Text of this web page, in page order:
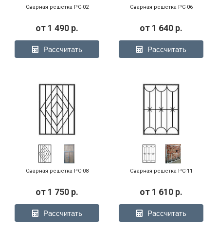
Сварная решетка РС-02
от 1 490 р.
Рассчитать
Сварная решетка РС-06
от 1 640 р.
Рассчитать
Сварная решетка РС-08
от 1 750 р.
Рассчитать
Сварная решетка РС-11
от 1 610 р.
Рассчитать